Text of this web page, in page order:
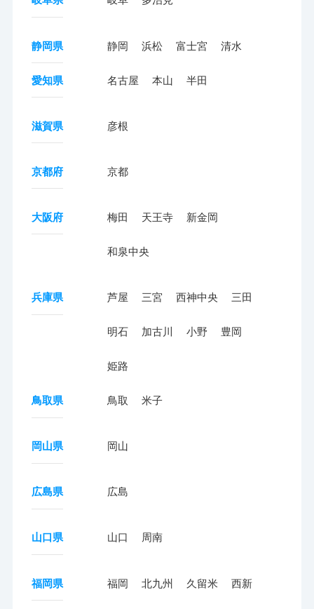
静岡県 静岡 浜松 富士宮 清水
愛知県 名古屋 本山 半田
滋賀県 彦根
京都府 京都
大阪府 梅田 天王寺 新金岡
和泉中央
兵庫県 芦屋 三宮 西神中央 三田
明石 加古川 小野 豊岡
姫路
鳥取県 鳥取 米子
岡山県 岡山
広島県 広島
山口県 山口 周南
福岡県 福岡 北九州 久留米 西新